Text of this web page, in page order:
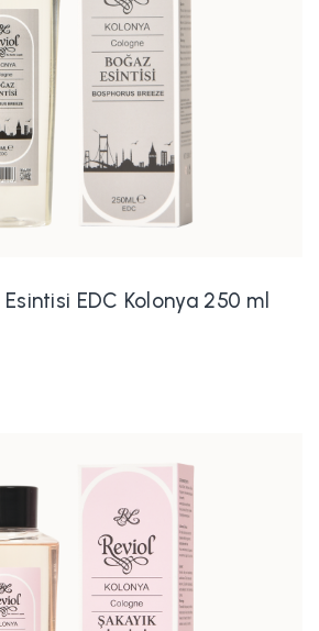
EDC Kolonya 250 ml